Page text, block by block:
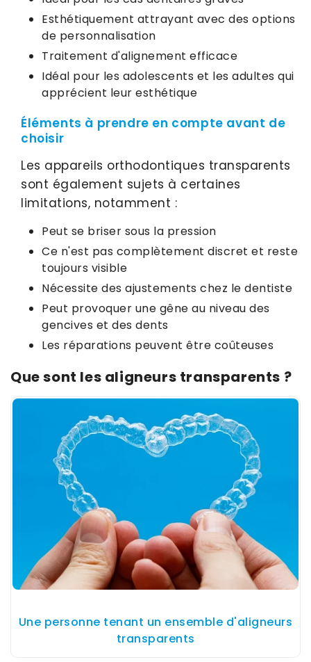
Esthétiquement attrayant avec des options
de personnalisation
Traitement d'alignement efficace
Idéal pour les adolescents et les adultes qui
apprécient leur esthétique
Éléments à prendre en compte avant de
choisir
Les appareils orthodontiques transparents
sont également sujets à certaines
limitations, notamment :
Peut se briser sous la pression
Ce n'est pas complètement discret et reste
toujours visible
Nécessite des ajustements chez le dentiste
Peut provoquer une gêne au niveau des
gencives et des dents
Les réparations peuvent être coûteuses
Que sont les aligneurs transparents ?
Une personne tenant un ensemble d'aligneurs
transparents